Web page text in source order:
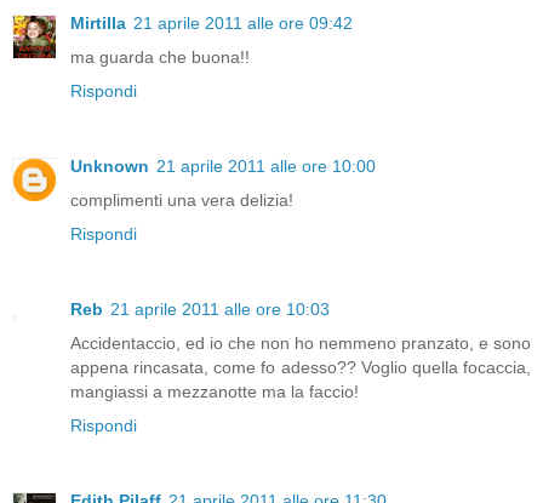
Mirtilla 21 aprile 2011 alle ore 09:42
ma guarda che buona!!
Rispondi
Unknown 21 aprile 2011 alle ore 10:00
complimenti una vera delizia!
Rispondi
Reb 21 aprile 2011 alle ore 10:03
Accidentaccio, ed io che non ho nemmeno pranzato, e sono
appena rincasata, come fo adesso?? Voglio quella focaccia,
mangiassi a mezzanotte ma la faccio!
Rispondi